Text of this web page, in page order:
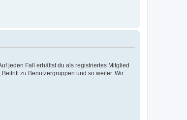
jeden Fall erhältst du als registriertes Mitglied
zu Benutzergruppen und so weiter. Wir